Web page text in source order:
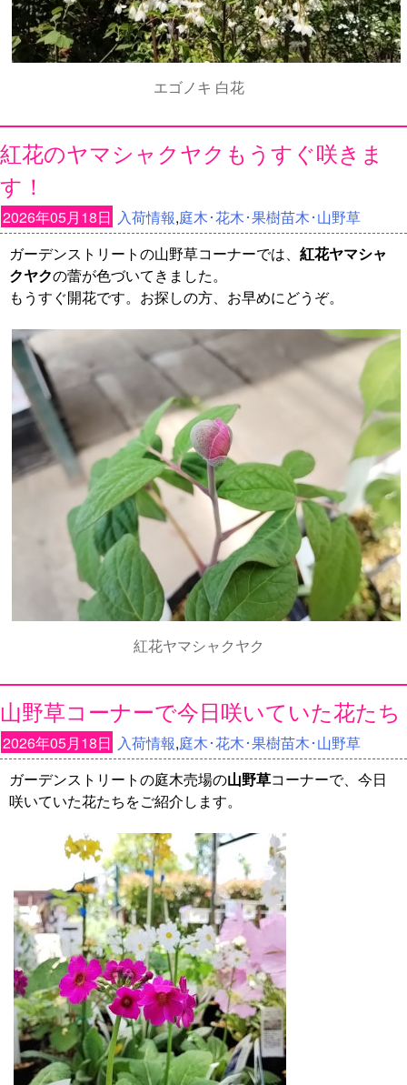
エゴノキ 白花
紅花のヤマシャクヤクもうすぐ咲きま
す！
2026年05月18日 入荷情報,庭木･花木･果樹苗木･山野草
ガーデンストリートの山野草コーナーでは、 紅花ヤマシャ
クヤクの蕾が色づいてきました。
もうすぐ開花です。お探しの方、お早めにどうぞ。
紅花ヤマシャクヤク
山野草コーナーで今日咲いていた花たち
2026年05月18日 入荷情報,庭木･花木･果樹苗木･山野草
ガーデンストリートの庭木売場の山野草コーナーで、今日
咲いていた花たちをご紹介します。